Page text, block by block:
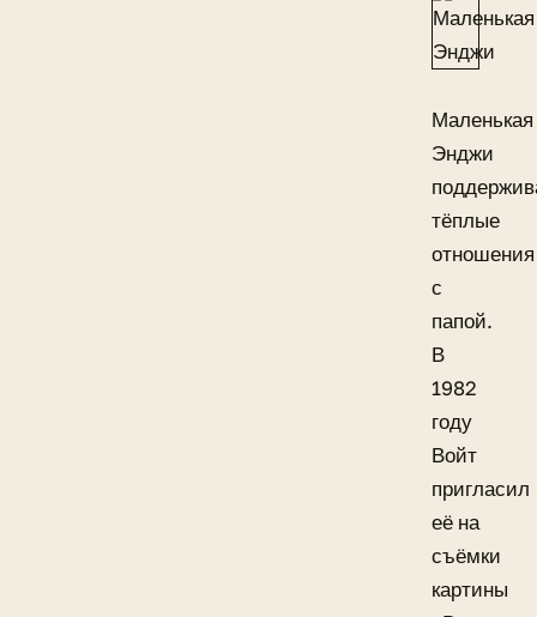
Маленькая
Энджи
тёплые
отношения
с
папой.
В
1982
году
Войт
пригласил
её на
съёмки
картины